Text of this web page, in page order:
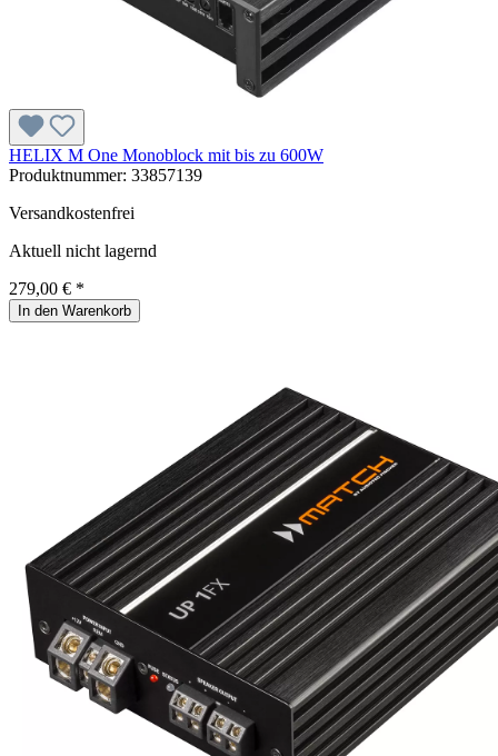
HELIX M One Monoblock mit bis zu 600W
Produktnummer: 33857139
Versandkostenfrei
Aktuell nicht lagernd
279,00 € *
In den Warenkorb